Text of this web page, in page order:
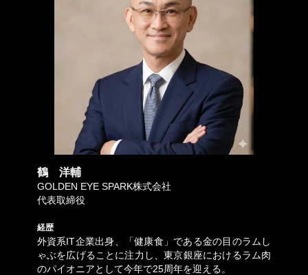
鶴 洋輔
GOLDEN EYE SPARK株式会社
代表取締役
経歴
外資系IT企業出身、「健康食」である金の目のラムし
ゃぶを広げることに注力し、東京銀座におけるラム肉
のパイオニアとして今年で25周年を迎える。